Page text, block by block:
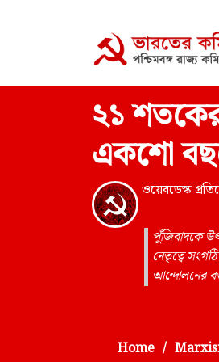
২১ শতকের
একশো
ওয়েবডেস্ক
পুঁজিবাদকে
নেতৃত্বে
আন্দোলনের
Home